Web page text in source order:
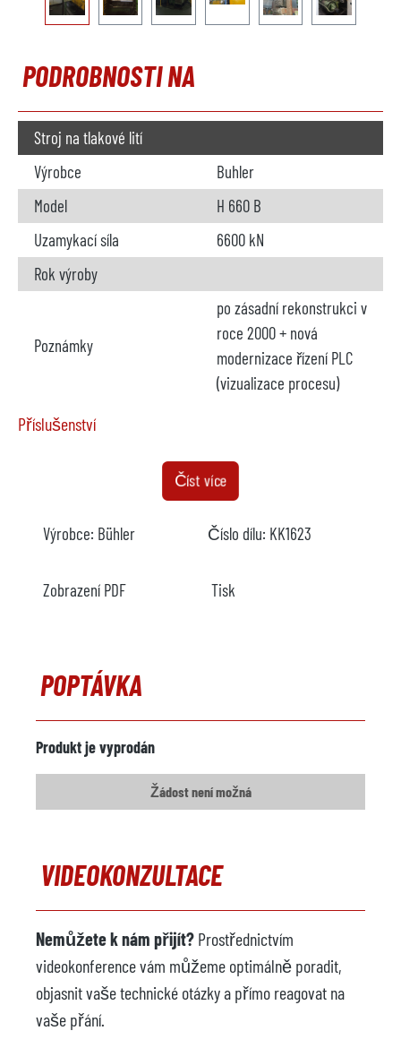
PODROBNOSTI NA
Stroj na tlakové lití
Výrobce
Buhler
Model
H 660 B
Uzamykací síla
6600 kN
Rok výroby
Poznámky
po zásadní rekonstrukci v
roce 2000 + nová
modernizace řízení PLC
(vizualizace procesu)
Příslušenství
není k dispozici
Model
Rok
Kovový nakladač
Výrobce
Model
Výrobce
Model
Rok výroby
Kovový nakladač
k dispozici
Výrobce
Číst více
Výrobce: Bühler Číslo dílu: KK1623
Zobrazení PDF Tisk
POPTÁVKA
Produkt je vyprodán
Žádost není možná
VIDEOKONZULTACE
Nemůžete k nám přijít? Prostřednictvím
videokonference vám můžeme optimálně poradit,
objasnit vaše technické otázky a přímo reagovat na
vaše přání.